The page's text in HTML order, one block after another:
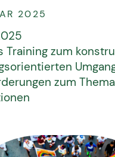
2025
Training zum
zum